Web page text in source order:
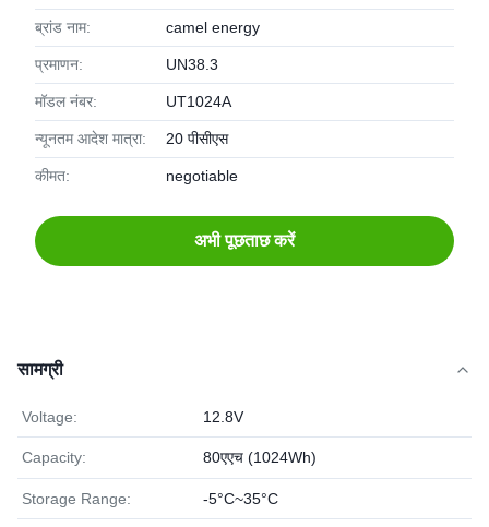
ब्रांड नाम: camel energy
प्रमाणन: UN38.3
मॉडल नंबर: UT1024A
न्यूनतम आदेश मात्रा: 20 पीसीएस
कीमत: negotiable
अभी पूछताछ करें
सामग्री
Voltage: 12.8V
Capacity: 80एएच (1024Wh)
Storage Range: -5°C~35°C